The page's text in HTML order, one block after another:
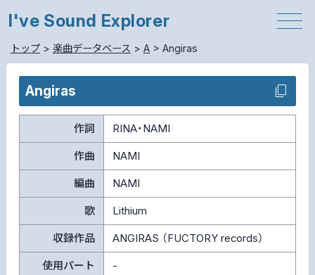
I've Sound Explorer
トップ> 楽曲データベース > A> Angiras
Angiras
作詞 RINA・NAMI
作曲 NAMI
編曲 NAMI
歌 Lithium
収録作品 ANGIRAS （FUCTORY records）
使用パート -